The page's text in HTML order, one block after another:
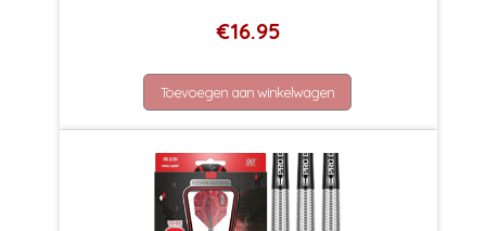
€16.95
Toevoegen aan winkelwagen